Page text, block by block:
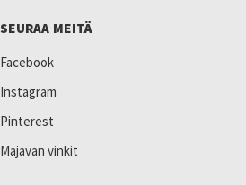
SEURAA MEITÄ
Facebook
Instagram
Pinterest
Majavan vinkit